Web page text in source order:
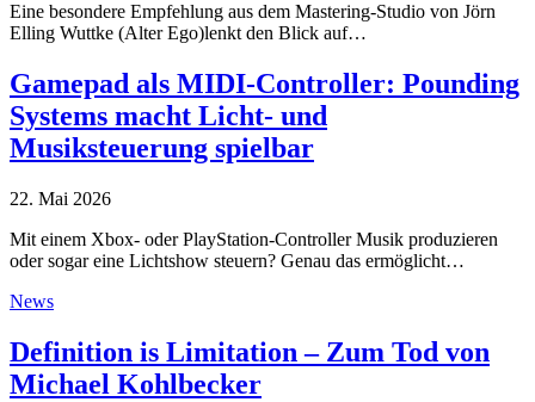
Eine besondere Empfehlung aus dem Mastering-Studio von Jörn
Elling Wuttke (Alter Ego)lenkt den Blick auf…
Gamepad als MIDI-Controller: Pounding
Systems macht Licht- und
Musiksteuerung spielbar
22. Mai 2026
Mit einem Xbox- oder PlayStation-Controller Musik produzieren
oder sogar eine Lichtshow steuern? Genau das ermöglicht…
News
Definition is Limitation – Zum Tod von
Michael Kohlbecker